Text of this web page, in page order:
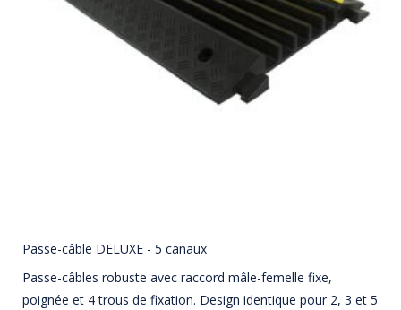
Passe-câble DELUXE - 5 canaux
Passe-câbles robuste avec raccord mâle-femelle fixe,
poignée et 4 trous de fixation. Design identique pour 2, 3 et 5